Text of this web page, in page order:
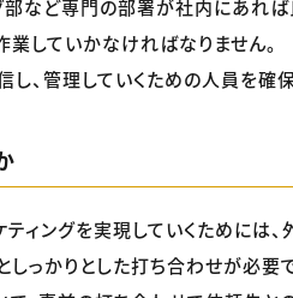
部など専門の部署が社内にあれ
していかなければなりません。
、管理していくための人員を確
ィングを実現していくためには
っかりとした打ち合わせが必要で